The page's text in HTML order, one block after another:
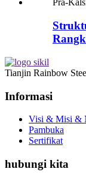
Tianjin Rainbow
Informasi
Visi & Misi &
Pambuka
Sertifikat
hubungi kita